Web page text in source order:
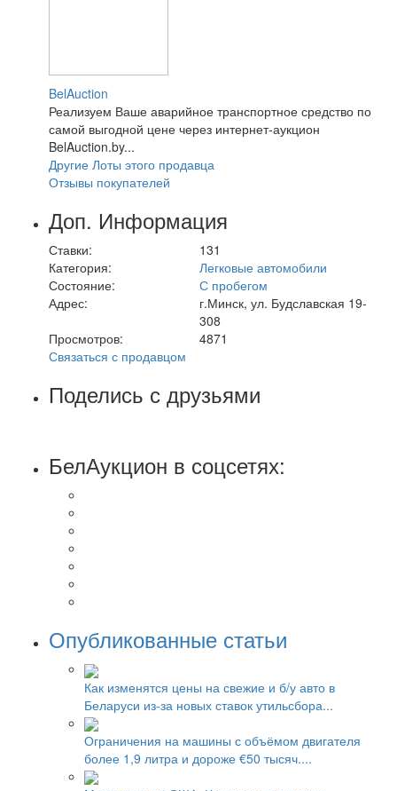
BelAuction
Реализуем Ваше аварийное транспортное средство по
самой выгодной цене через интернет-аукцион
BelAuction.by...
Другие Лоты этого продавца
Отзывы покупателей
Доп. Информация
Ставки:
131
Категория:
Легковые автомобили
Состояние:
С пробегом
Адрес:
г.Минск, ул. Будславская 19-
308
Просмотров:
4871
Связаться с продавцом
Поделись с друзьями
БелАукцион в соцсетях:
Опубликованные статьи
Как изменятся цены на свежие и б/у авто в
Беларуси из-за новых ставок утильсбора...
Ограничения на машины с объёмом двигателя
более 1,9 литра и дороже €50 тысяч....